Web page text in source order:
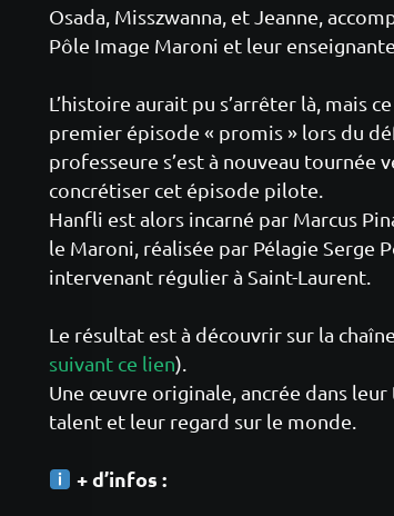
Osada, Misszwanna, et Jeanne,
Pôle Image Maroni et leur
L’histoire aurait pu s’arrêter là, mais
premier épisode « promis » lors du
professeure s’est à nouveau tournée
concrétiser cet épisode pilote.
Hanfli est alors incarné par Marcus
le Maroni, réalisée par Pélagie Serge
intervenant régulier à Saint-Laurent.
Le résultat est à découvrir sur la
suivant ce lien).
Une œuvre originale, ancrée dans
talent et leur regard sur le monde.
+ d’infos :